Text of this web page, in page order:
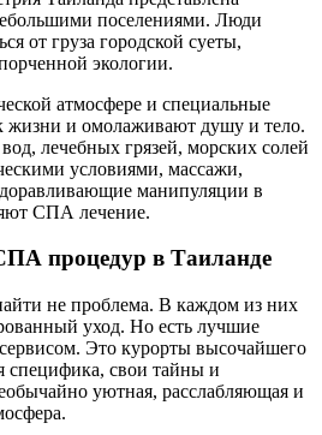
поселениями. Люди
от груза городской суеты,
экологии.
атмосфере и специальные
жизни и омолаживают душу и тело.
лечебных грязей, морских солей
условиями, массажи,
манипуляции в
СПА лечение.
процедур в Таиланде
не проблема. В каждом из них
уход. Но есть лучшие
Это курорты высочайшего
специфика, свои тайны и
уютная, расслабляющая и